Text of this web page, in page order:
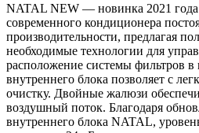
NATAL NEW — новинка 2021 года
современного кондиционера
производительности, предлагая
необходимые технологии для
расположение системы фильтров в
внутреннего блока позволяет с
очистку. Двойные жалюзи
воздушный поток. Благодаря
внутреннего блока NATAL,